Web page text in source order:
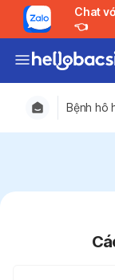
Chat với Bác sĩ
👈
Bệnh hô